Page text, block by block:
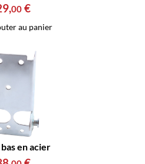
,00 €
au panier
en acier